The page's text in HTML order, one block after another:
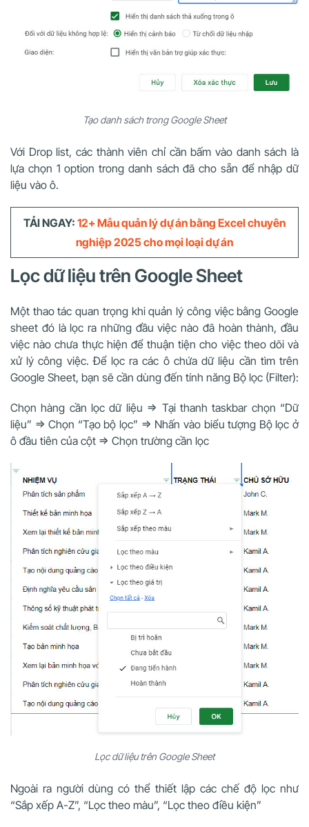
Tạo danh sách trong Google Sheet
Với Drop list, các thành viên chỉ cần bấm vào danh sách là
lựa chọn 1 option trong danh sách đã cho sẵn để nhập dữ
liệu vào ô.
TẢI NGAY: 12+ Mẫu quản lý dự án bằng Excel chuyên
nghiệp 2025 cho mọi loại dự án
Lọc dữ liệu trên Google Sheet
Một thao tác quan trọng khi quản lý công việc bằng Google
sheet đó là lọc ra những đầu việc nào đã hoàn thành, đầu
việc nào chưa thực hiện để thuận tiện cho việc theo dõi và
xử lý công việc. Để lọc ra các ô chứa dữ liệu cần tìm trên
Google Sheet, bạn sẽ cần dùng đến tính năng Bộ lọc (Filter):
Chọn hàng cần lọc dữ liệu => Tại thanh taskbar chọn “Dữ
liệu” => Chọn “Tạo bộ lọc” => Nhấn vào biểu tượng Bộ lọc ở
ô đầu tiên của cột => Chọn trường cần lọc
Lọc dữ liệu trên Google Sheet
Ngoài ra người dùng có thể thiết lập các chế độ lọc như
“Sắp xếp A-Z”, “Lọc theo màu”, “Lọc theo điều kiện”